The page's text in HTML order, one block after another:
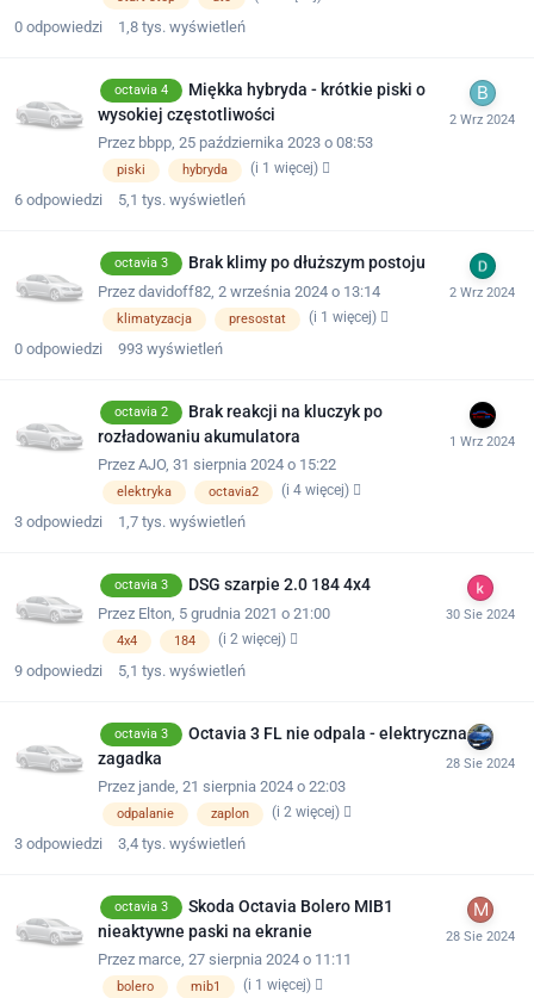
0 odpowiedzi 1,8 tys. wyświetleń
octavia 4
Miękka hybryda - krótkie piski o
wysokiej częstotliwości
Przez bbpp, 25 października 2023 o 08:53
piski hybryda (i 1 więcej)
6 odpowiedzi 5,1 tys. wyświetleń
octavia 3 Brak klimy po dłuższym postoju
Przez davidoff82, 2 września 2024 o 13:14
klimatyzacja presostat (i 1 więcej)
0 odpowiedzi 993 wyświetleń
octavia 2
Brak reakcji na kluczyk po
rozładowaniu akumulatora
Przez AJO, 31 sierpnia 2024 o 15:22
elektryka octavia2 (i 4 więcej)
3 odpowiedzi 1,7 tys. wyświetleń
octavia 3 DSG szarpie 2.0 184 4x4
Przez Elton, 5 grudnia 2021 o 21:00
4x4 184 (i 2 więcej)
9 odpowiedzi 5,1 tys. wyświetleń
octavia 3
Octavia 3 FL nie odpala - elektryczna
zagadka
Przez jande, 21 sierpnia 2024 o 22:03
odpalanie zaplon (i 2 więcej)
3 odpowiedzi 3,4 tys. wyświetleń
octavia 3
Skoda Octavia Bolero MIB1
nieaktywne paski na ekranie
Przez marce, 27 sierpnia 2024 o 11:11
bolero mib1 (i 1 więcej)